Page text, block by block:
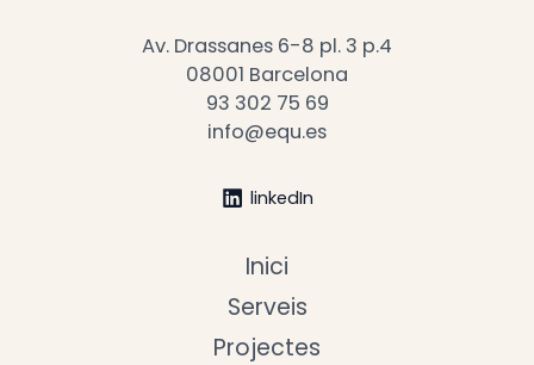
Av. Drassanes 6-8 pl. 3 p.4
08001 Barcelona
93 302 75 69
info@equ.es
linkedIn
Inici
Serveis
Projectes